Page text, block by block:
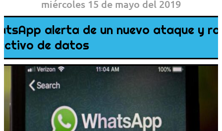
miércoles 15 de mayo del 2019
alerta de un nuevo ataque y
de datos